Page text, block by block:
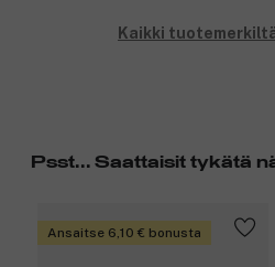
Kaikki
Psst... Saattaisit tykätä
Ansaitse 6,10 € bonusta